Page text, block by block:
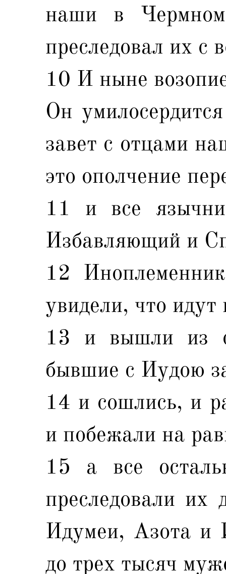
наши в
преследовал их с
10 И ныне
Он
завет с отцами
это ополчение
11 и все
Избавляющий и
12
увидели, что
13 и вышли из
бывшие с Иудою
14 и сошлись, и
и побежали на
15 а все
преследовали
Идумеи, Азота и
до трех тысяч